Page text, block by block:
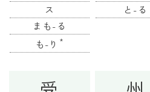
ス
まも-る
も-り *
と-る